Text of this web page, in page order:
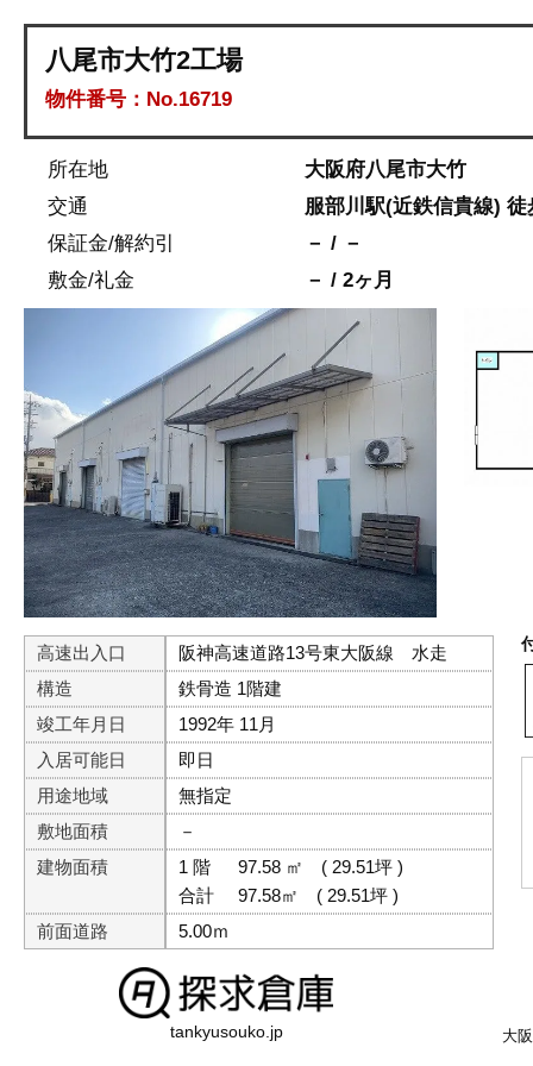
八尾市大竹2工場
物件番号：No.16719
所在地
大阪府八尾市大竹
交通
服部川駅(近鉄信貴線) 徒
保証金/解約引
－ / －
敷金/礼金
－ / 2ヶ月
高速出入口
阪神高速道路13号東大阪線 水走
構造
鉄骨造 1階建
竣工年月日
1992年 11月
入居可能日
即日
用途地域
無指定
敷地面積
－
建物面積
1 階 97.58 ㎡
( 29.51坪 )
合計
97.58㎡
( 29.51坪 )
前面道路
5.00ｍ
tankyusouko.jp 大